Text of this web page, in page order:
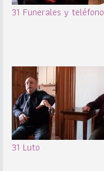
31 Funerales y teléfono
31 Luto